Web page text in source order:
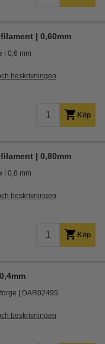
| 0,60mm
0,6 mm
beskrivningen
Köp
| 0,80mm
0,8 mm
beskrivningen
Köp
DAR02495
beskrivningen